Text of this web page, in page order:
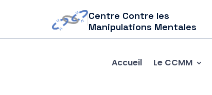
Centre Contre les
Manipulations Mentales
Accueil Le CCMM